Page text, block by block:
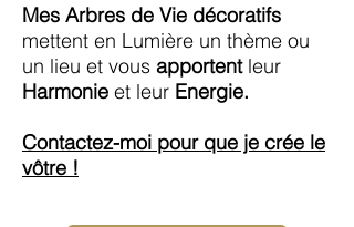
Mes Arbres de Vie décoratifs
mettent en Lumière un thème ou
un lieu et vous apportent leur
Harmonie et leur Energie.
Contactez-moi pour que je crée le
vôtre !